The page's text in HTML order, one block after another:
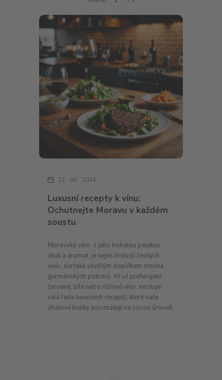
Luxusní recepty k vínu:
Ochutnejte Moravu v každém
soustu
12 06 2024
Moravské víno, s jeho bohatou paletou
chutí a aromat, je nejen hrdostí českých
vinic, ale také skvělým doplňkem mnoha
gurmánských pokrmů. Ať už preferujete
červené, bílé nebo růžové víno, existuje
celá řada luxusních receptů, které vaše
chuťové buňky povznášejí na novou úroveň.